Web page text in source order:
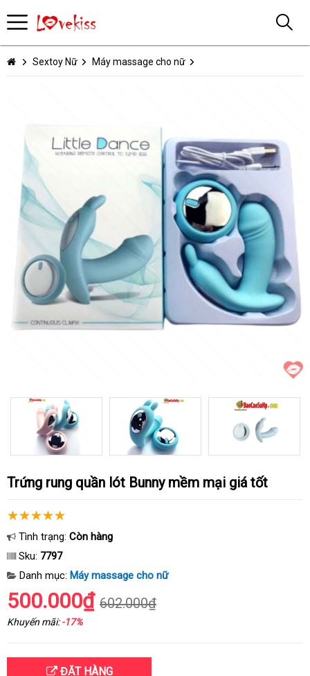
Sextoy Nữ Máy massage cho nữ
Trứng rung quần lót Bunny mềm mại giá tốt
Tình trạng: Còn hàng
Sku: 7797
Danh mục: Máy massage cho nữ
500.000₫ 602.000₫
Khuyến mãi:-17%
ĐẶT HÀNG